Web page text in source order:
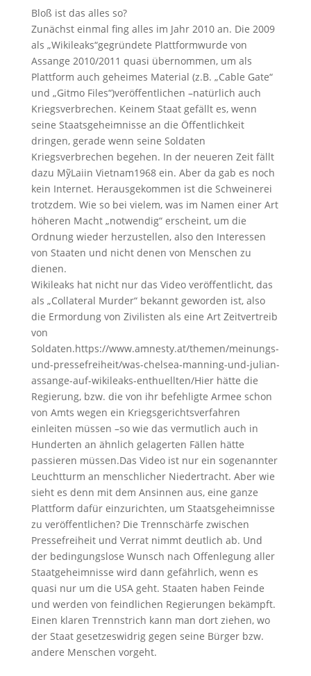
Bloß ist das alles so?
Zunächst einmal fing alles im Jahr 2010 an. Die 2009
als „Wikileaks“gegründete Plattformwurde von
Assange 2010/2011 quasi übernommen, um als
Plattform auch geheimes Material (z.B. „Cable Gate“
und „Gitmo Files“)veröffentlichen –natürlich auch
Kriegsverbrechen. Keinem Staat gefällt es, wenn
seine Staatsgeheimnisse an die Öffentlichkeit
dringen, gerade wenn seine Soldaten
Kriegsverbrechen begehen. In der neueren Zeit fällt
dazu MỹLaiin Vietnam1968 ein. Aber da gab es noch
kein Internet. Herausgekommen ist die Schweinerei
trotzdem. Wie so bei vielem, was im Namen einer Art
höheren Macht „notwendig“ erscheint, um die
Ordnung wieder herzustellen, also den Interessen
von Staaten und nicht denen von Menschen zu
dienen.
Wikileaks hat nicht nur das Video veröffentlicht, das
als „Collateral Murder“ bekannt geworden ist, also
die Ermordung von Zivilisten als eine Art Zeitvertreib
von
Soldaten.https://www.amnesty.at/themen/meinungs-
und-pressefreiheit/was-chelsea-manning-und-julian-
assange-auf-wikileaks-enthuellten/Hier hätte die
Regierung, bzw. die von ihr befehligte Armee schon
von Amts wegen ein Kriegsgerichtsverfahren
einleiten müssen –so wie das vermutlich auch in
Hunderten an ähnlich gelagerten Fällen hätte
passieren müssen.Das Video ist nur ein sogenannter
Leuchtturm an menschlicher Niedertracht. Aber wie
sieht es denn mit dem Ansinnen aus, eine ganze
Plattform dafür einzurichten, um Staatsgeheimnisse
zu veröffentlichen? Die Trennschärfe zwischen
Pressefreiheit und Verrat nimmt deutlich ab. Und
der bedingungslose Wunsch nach Offenlegung aller
Staatgeheimnisse wird dann gefährlich, wenn es
quasi nur um die USA geht. Staaten haben Feinde
und werden von feindlichen Regierungen bekämpft.
Einen klaren Trennstrich kann man dort ziehen, wo
der Staat gesetzeswidrig gegen seine Bürger bzw.
andere Menschen vorgeht.